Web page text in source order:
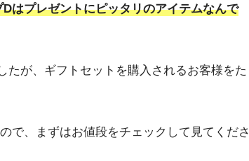
はプレゼントにピッタリのアイテムなんで
が、ギフトセットを購入されるお客様をた
で、まずはお値段をチェックして見てくださ